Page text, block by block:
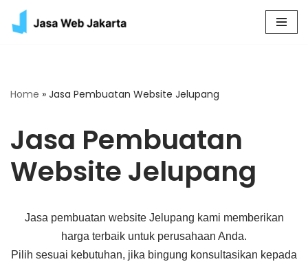
Skip
Home » Jasa Pembuatan Website Jelupang
Jasa Pembuatan
Website Jelupang
Jasa pembuatan website Jelupang kami memberikan
harga terbaik untuk perusahaan Anda.
Pilih sesuai kebutuhan, jika bingung konsultasikan kepada